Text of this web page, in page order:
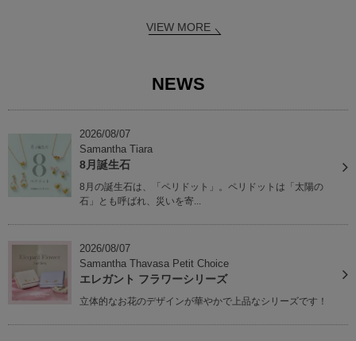
VIEW MORE
NEWS
2026/08/07
Samantha Tiara
8月誕生石
8月の誕生石は、「ペリドット」。ペリドットは「太陽の
石」とも呼ばれ、災いを寄...
2026/08/07
Samantha Thavasa Petit Choice
エレガント フラワーシリーズ
立体的なお花のデザインが華やかで上品なシリーズです！